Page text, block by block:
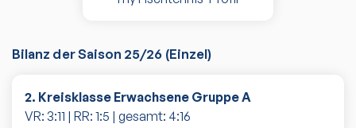
Bilanz der Saison 25/26 (Einzel)
2. Kreisklasse Erwachsene Gruppe A
VR: 3:11 | RR: 1:5 | gesamt: 4:16